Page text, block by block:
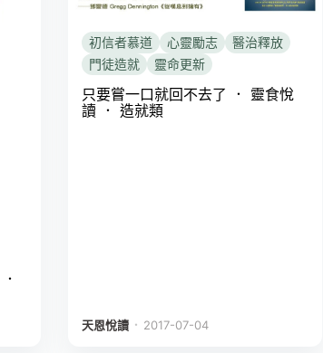
初信者慕道 心靈勵志
醫治釋放
門徒造就
靈命更新
只要嘗一口就回不去了 ． 靈食悅
讀 ． 造就類
天恩悅讀． 2017-07-04